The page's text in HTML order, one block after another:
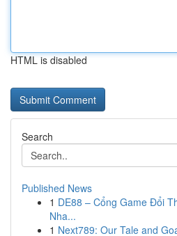
HTML is disabled
Search
Published News
1 DE88 – Cổng Game Đổi
Nha...
1 Next789: Our Tale and